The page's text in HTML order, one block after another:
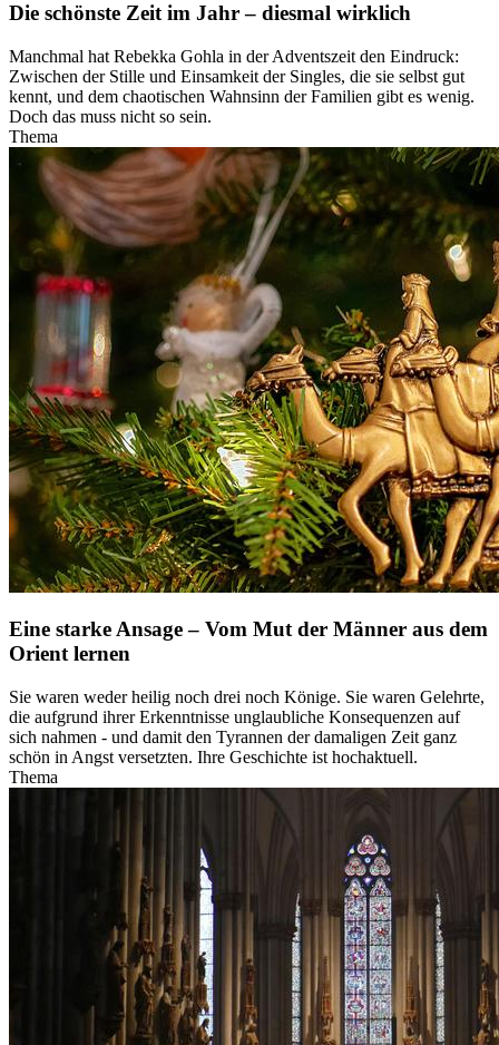
Die schönste Zeit im Jahr – diesmal wirklich
Manchmal hat Rebekka Gohla in der Adventszeit den Eindruck:
Zwischen der Stille und Einsamkeit der Singles, die sie selbst gut
kennt, und dem chaotischen Wahnsinn der Familien gibt es wenig.
Doch das muss nicht so sein.
Thema
Eine starke Ansage – Vom Mut der Männer aus dem
Orient lernen
Sie waren weder heilig noch drei noch Könige. Sie waren Gelehrte,
die aufgrund ihrer Erkenntnisse unglaubliche Konsequenzen auf
sich nahmen - und damit den Tyrannen der damaligen Zeit ganz
schön in Angst versetzten. Ihre Geschichte ist hochaktuell.
Thema